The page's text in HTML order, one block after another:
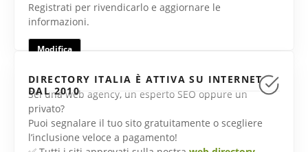
Registrati per rivendicarlo e aggiornare le
informazioni.
Modifica
DIRECTORY ITALIA È ATTIVA SU INTERNET
DAL 2010
Sei una web agency, un esperto SEO oppure un
privato?
Puoi segnalare il tuo sito gratuitamente o scegliere
l’inclusione veloce a pagamento!